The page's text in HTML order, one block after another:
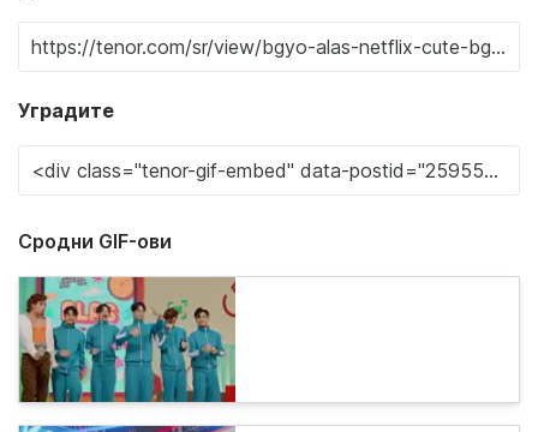
Уградите
Сродни GIF-ови